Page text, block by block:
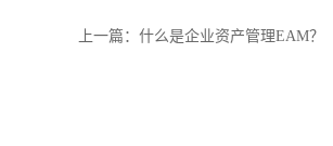
上一篇： 什么是企业资产管理EAM？